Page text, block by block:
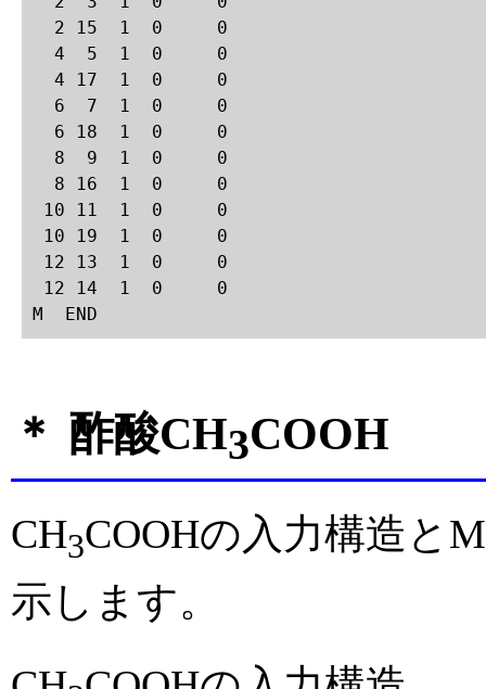
  2 15  1  0     0
  4  5  1  0     0
  4 17  1  0     0
  6  7  1  0     0
  6 18  1  0     0
  8  9  1  0     0
  8 16  1  0     0
10 11  1  0     0
10 19  1  0     0
12 13  1  0     0
12 14  1  0     0
M  END
＊ 酢酸CH3COOH
CH3COOHの入力構造と
示します。